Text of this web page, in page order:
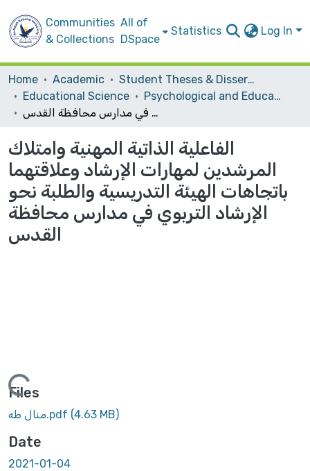
Communities
& Collections
All of
DSpace
Statistics Log In
Home Academic
Student Theses & Dissertations
Educational Science
Psychological and Educational Counsling
الفاعلية الذاتية المهنية وامتلاك المرشدين لمهارات الإرشاد وعلاقتهما باتجاهات الهيئة التدريسية والطلبة نحو الإرشاد التربوي في مدارس محافظة القدس
الفاعلية الذاتية المهنية وامتلاك
المرشدين لمهارات الإرشاد وعلاقتهما
باتجاهات الهيئة التدريسية والطلبة نحو
الإرشاد التربوي في مدارس محافظة
القدس
Files
منال طه.pdf (4.63 MB)
Date
2021-01-04